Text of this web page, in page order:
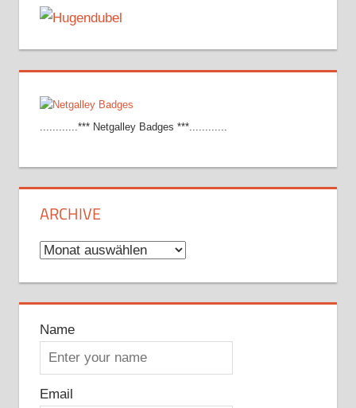
............*** Netgalley Badges ***............
ARCHIVE
Archive
Name
Email